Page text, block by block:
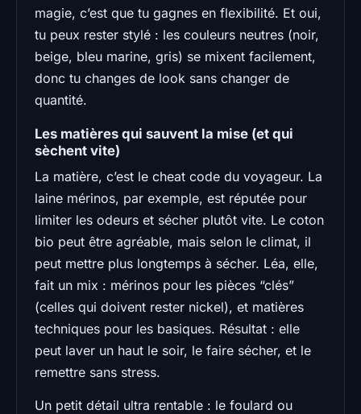
magie, c’est que tu gagnes en flexibilité. Et oui,
tu peux rester stylé : les couleurs neutres (noir,
beige, bleu marine, gris) se mixent facilement,
donc tu changes de look sans changer de
quantité.
Les matières qui sauvent la mise (et qui
sèchent vite)
La matière, c’est le cheat code du voyageur. La
laine mérinos, par exemple, est réputée pour
limiter les odeurs et sécher plutôt vite. Le coton
bio peut être agréable, mais selon le climat, il
peut mettre plus longtemps à sécher. Léa, elle,
fait un mix : mérinos pour les pièces “clés”
(celles qui doivent rester nickel), et matières
techniques pour les basiques. Résultat : elle
peut laver un haut le soir, le faire sécher, et le
remettre sans stress.
Un petit détail ultra rentable : le foulard ou